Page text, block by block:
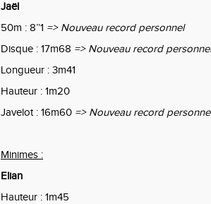
Jaël
50m : 8’’1 => Nouveau record personnel
Disque : 17m68 => Nouveau record personnel
Longueur : 3m41
Hauteur : 1m20
Javelot : 16m60 => Nouveau record
Minimes :
Elian
Hauteur : 1m45